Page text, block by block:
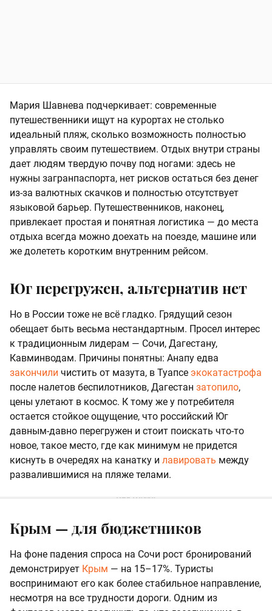
Мария Шавнева подчеркивает: современные
путешественники ищут на курортах не столько
идеальный пляж, сколько возможность полностью
управлять своим путешествием. Отдых внутри страны
дает людям твердую почву под ногами: здесь не
нужны загранпаспорта, нет рисков остаться без денег
из-за валютных скачков и полностью отсутствует
языковой барьер. Путешественников, наконец,
привлекает простая и понятная логистика — до места
отдыха всегда можно доехать на поезде, машине или
же долететь коротким внутренним рейсом.
Юг перегружен, альтернатив нет
Но в России тоже не всё гладко. Грядущий сезон
обещает быть весьма нестандартным. Просел интерес
к традиционным лидерам — Сочи, Дагестану,
Кавминводам. Причины понятны: Анапу едва
закончили чистить от мазута, в Туапсе экокатастрофа
после налетов беспилотников, Дагестан затопило,
цены улетают в космос. К тому же у потребителя
остается стойкое ощущение, что российский Юг
давным-давно перегружен и стоит поискать что-то
новое, такое место, где как минимум не придется
киснуть в очередях на канатку и лавировать между
развалившимися на пляже телами.
Крым — для бюджетников
На фоне падения спроса на Сочи рост бронирований
демонстрирует Крым — на 15–17%. Туристы
воспринимают его как более стабильное направление,
несмотря на все трудности дороги. Одним из